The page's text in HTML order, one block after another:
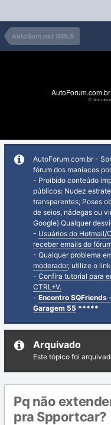
AutoSom.net GIRLS
O fórum dos
AutoForum.com.br -
fórum dos maníacos
- Proibido conteúdo
públicos: Nudez
transparentes; Poses
de seios, nádegas ou
Google) Qualquer
- Usuários do Hotmail/
receber emails do
- Qualquer problema
moderador, utilize o
- Confira tutorial para
CTRL+V.
- Encontro
Garagem 55 *****
Arquivado
Este tópico foi
Pq não
pra Spportcar?